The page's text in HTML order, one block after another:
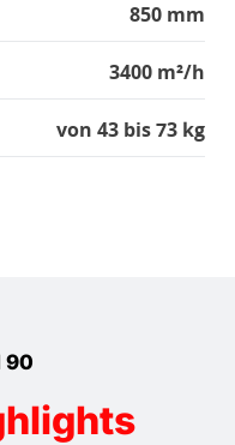
850 mm
3400 m²/h
von 43 bis 73 kg
90